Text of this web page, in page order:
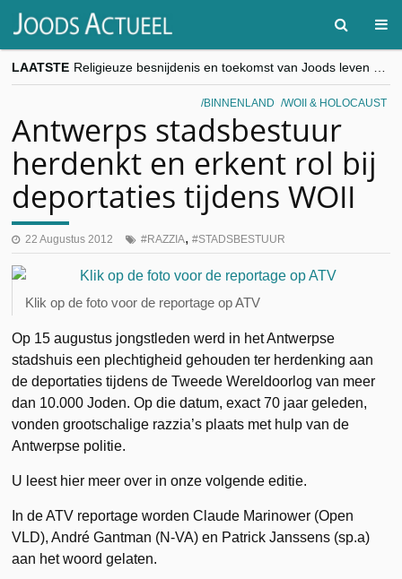
LAATSTE
“Besnijdenisdebat toont hoe moeilijk seculiere Westen minderheden begrijpt”, Jinnih Beels (Vooruit)
CITYTRIP | ROEMENIË – Boekarest: de verrassing van Oost-Europa
BINNENLAND WOII & HOLOCAUST
Antwerps stadsbestuur
herdenkt en erkent rol bij
deportaties tijdens WOII
22 Augustus 2012 RAZZIA, STADSBESTUUR
Klik op de foto voor de reportage op ATV
Op 15 augustus jongstleden werd in het Antwerpse
stadshuis een plechtigheid gehouden ter herdenking aan
de deportaties tijdens de Tweede Wereldoorlog van meer
dan 10.000 Joden. Op die datum, exact 70 jaar geleden,
vonden grootschalige razzia’s plaats met hulp van de
Antwerpse politie.
U leest hier meer over in onze volgende editie.
In de ATV reportage worden Claude Marinower (Open
VLD), André Gantman (N-VA) en Patrick Janssens (sp.a)
aan het woord gelaten.